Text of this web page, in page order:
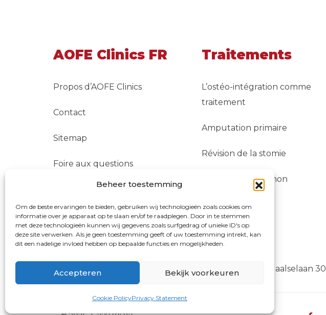
Beheer toestemming
Om de beste ervaringen te bieden, gebruiken wij technologieën zoals cookies om
informatie over je apparaat op te slaan en/of te raadplegen. Door in te stemmen
met deze technologieën kunnen wij gegevens zoals surfgedrag of unieke ID's op
deze site verwerken. Als je geen toestemming geeft of uw toestemming intrekt, kan
dit een nadelige invloed hebben op bepaalde functies en mogelijkheden.
Accepteren Bekijk voorkeuren
Cookie PolicyPrivacy Statement
AOFE Clinics FR
Propos d’AOFE Clinics
Contact
Sitemap
Foire aux questions
Les remboursements
Traitements
L’ostéo-intégration comme
traitement
Amputation primaire
Révision de la stomie
Révision du moignon
TMR
AOFE Clinics Rosendaalselaan 30